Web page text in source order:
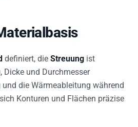
definiert, die Streuung ist
Dicke und Durchmesser
die Wärmeableitung während
Konturen und Flächen präzise